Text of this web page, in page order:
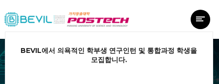
BEVIL에서 의욕적인 학부생 연구인턴 및 통합과정 학생을
모집합니다.